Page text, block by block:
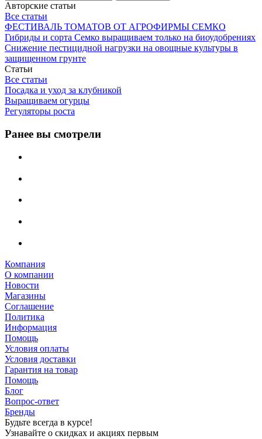
Авторские статьи
Все статьи
ФЕСТИВАЛЬ ТОМАТОВ ОТ АГРОФИРМЫ СЕМКО
Гибриды и сорта Семко выращиваем только на биоудобрениях
Снижение пестицидной нагрузки на овощные культуры в
защищенном грунте
Статьи
Все статьи
Посадка и уход за клубникой
Выращиваем огурцы
Регуляторы роста
Ранее вы смотрели
Компания
О компании
Новости
Магазины
Соглашение
Политика
Информация
Помощь
Условия оплаты
Условия доставки
Гарантия на товар
Помощь
Блог
Вопрос-ответ
Бренды
Будьте всегда в курсе!
Узнавайте о скидках и акциях первым